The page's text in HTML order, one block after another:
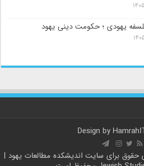
۲۹
یهودی ؛ حکومت دینی یهود
۱۶
Design by
اندیشکده مطالعات یهود |